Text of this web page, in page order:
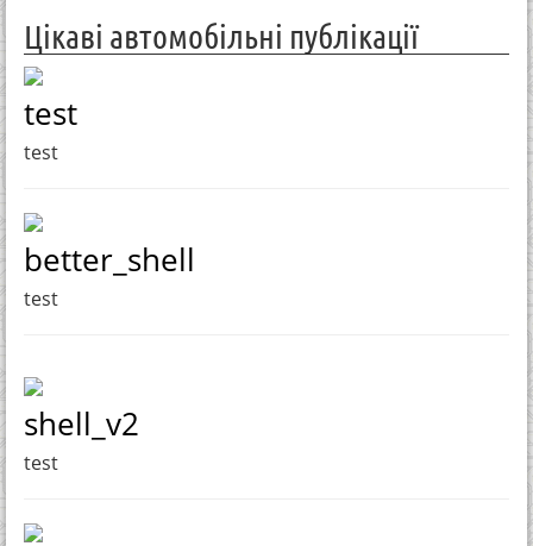
Цікаві автомобільні публікації
test
test
better_shell
test
shell_v2
test